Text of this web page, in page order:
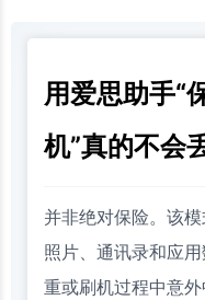
用爱思助手“
机”真的不会
并非绝对保险。该
照片、通讯录和应
重或刷机过程中意